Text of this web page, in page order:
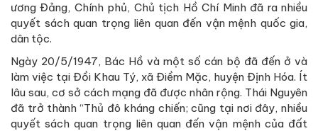
ương Đảng, Chính phủ, Chủ tịch Hồ Chí Minh đã ra nhiều
quyết sách quan trọng liên quan đến vận mệnh quốc gia,
dân tộc.
Ngày 20/5/1947, Bác Hồ và một số cán bộ đã đến ở và
làm việc tại Đồi Khau Tý, xã Điềm Mặc, huyện Định Hóa. Ít
lâu sau, cơ sở cách mạng đã được nhân rộng. Thái Nguyên
đã trở thành “Thủ đô kháng chiến; cũng tại nơi đây, nhiều
quyết sách quan trọng liên quan đến vận mệnh của đất